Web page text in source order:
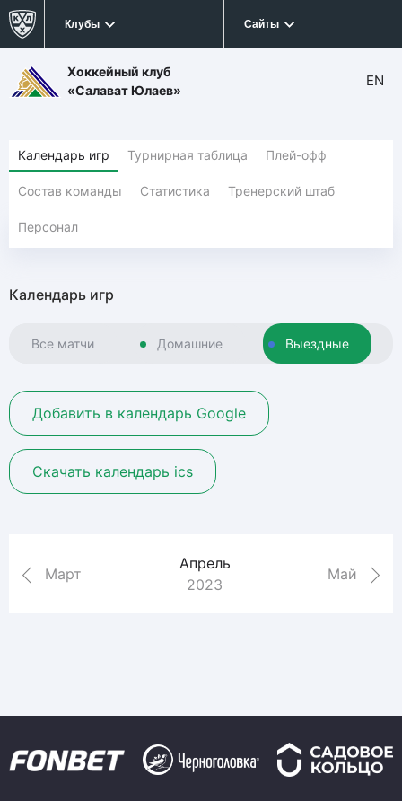
Клубы Сайты
Хоккейный клуб
«Салават Юлаев»
EN
Календарь игр Турнирная таблица Плей-офф
Состав команды Статистика Тренерский штаб
Персонал
Календарь игр
Все матчи Домашние Выездные
Добавить в календарь Google
Скачать календарь ics
Март
Апрель
2023
Май